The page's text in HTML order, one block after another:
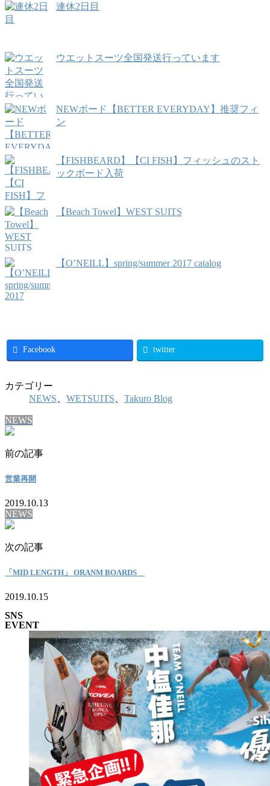
連休2日目
ウエットスーツ全国発送行っています
NEWボード【BETTER EVERYDAY】推奨フィ
ン
【FISHBEARD】【CI FISH】フィッシュのスト
ックボード入荷
【Beach Towel】WEST SUITS
【O’NEILL】spring/summer 2017 catalog
Facebook twitter
カテゴリー
NEWS
WETSUITS Takuro Blog
NEWS
前の記事
営業再開
2019.10.13
NEWS
次の記事
「MID LENGTH」 ORANM BOARDS
2019.10.15
SNS
EVENT